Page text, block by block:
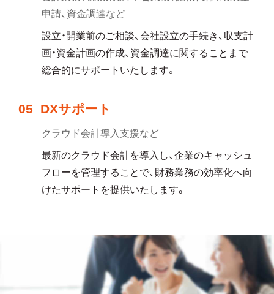
申請、資金調達など
設立・開業前のご相談、会社設立の手続き、収支計
画・資金計画の作成、資金調達に関することまで
総合的にサポートいたします。
05 DXサポート
クラウド会計導入支援など
最新のクラウド会計を導入し、企業のキャッシュ
フローを管理することで、財務業務の効率化へ向
けたサポートを提供いたします。